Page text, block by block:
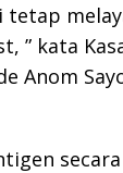
tetap
” kata
Anom